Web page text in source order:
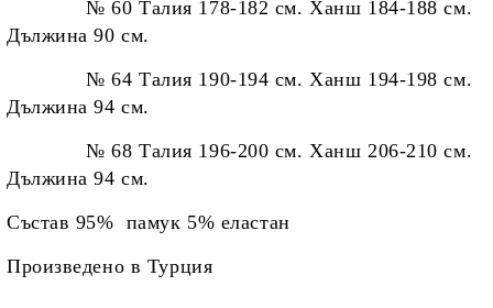
№ 60 Талия 178-182 см. Ханш 184-188 см.
Дължина 90 см.
№ 64 Талия 190-194 см. Ханш 194-198 см.
Дължина 94 см.
№ 68 Талия 196-200 см. Ханш 206-210 см.
Дължина 94 см.
Състав 95% памук 5% еластан
Произведено в Турция